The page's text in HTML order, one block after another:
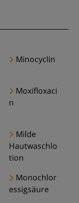
Minocyclin
Moxifloxaci
n
Milde
Hautwaschlo
tion
Monochlor
essigsäure